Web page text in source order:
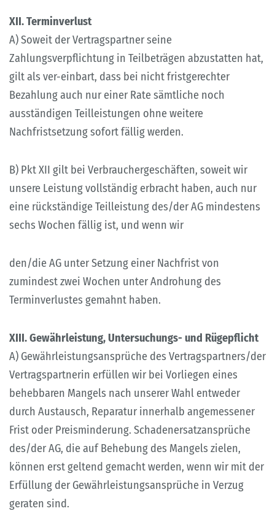
XII. Terminverlust
A) Soweit der Vertragspartner seine
Zahlungsverpflichtung in Teilbeträgen abzustatten hat,
gilt als ver-einbart, dass bei nicht fristgerechter
Bezahlung auch nur einer Rate sämtliche noch
ausständigen Teilleistungen ohne weitere
Nachfristsetzung sofort fällig werden.
B) Pkt XII gilt bei Verbrauchergeschäften, soweit wir
unsere Leistung vollständig erbracht haben, auch nur
eine rückständige Teilleistung des/der AG mindestens
sechs Wochen fällig ist, und wenn wir
den/die AG unter Setzung einer Nachfrist von
zumindest zwei Wochen unter Androhung des
Terminverlustes gemahnt haben.
XIII. Gewährleistung, Untersuchungs- und Rügepflicht
A) Gewährleistungsansprüche des Vertragspartners/der
Vertragspartnerin erfüllen wir bei Vorliegen eines
behebbaren Mangels nach unserer Wahl entweder
durch Austausch, Reparatur innerhalb angemessener
Frist oder Preisminderung. Schadenersatzansprüche
des/der AG, die auf Behebung des Mangels zielen,
können erst geltend gemacht werden, wenn wir mit der
Erfüllung der Gewährleistungsansprüche in Verzug
geraten sind.